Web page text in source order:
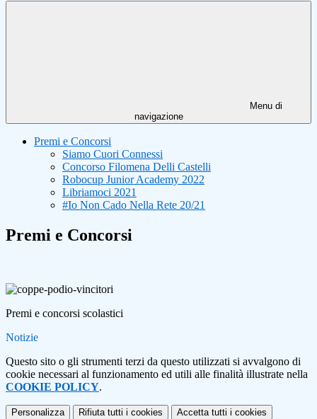
Menu di
navigazione
Premi e Concorsi
Siamo Cuori Connessi
Concorso Filomena Delli Castelli
Robocup Junior Academy 2022
Libriamoci 2021
#Io Non Cado Nella Rete 20/21
Premi e Concorsi
Premi e concorsi scolastici
Notizie
Questo sito o gli strumenti terzi da questo utilizzati si avvalgono di
cookie necessari al funzionamento ed utili alle finalità illustrate nella
COOKIE POLICY.
Personalizza Rifiuta tutti i cookies Accetta tutti i cookies